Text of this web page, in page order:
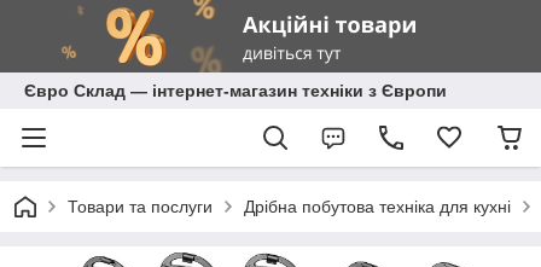
Євро Склад — інтернет-магазин техніки з Європи
Товари та послуги Дрібна побутова техніка для кухні